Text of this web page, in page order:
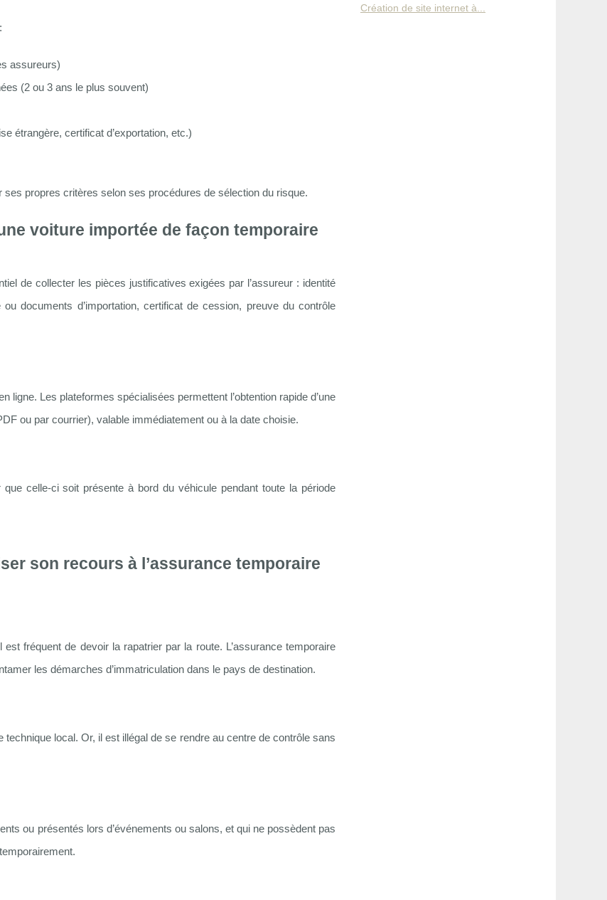
assureurs)
(2 ou 3 ans le plus souvent)
étrangère, certificat d’exportation, etc.)
ses propres critères selon ses procédures de sélection du risque.
voiture importée de façon temporaire
de collecter les pièces justificatives exigées par l’assureur : identité
documents d’importation, certificat de cession, preuve du contrôle
ligne. Les plateformes spécialisées permettent l’obtention rapide d’une
ou par courrier), valable immédiatement ou à la date choisie.
que celle-ci soit présente à bord du véhicule pendant toute la période
son recours à l’assurance temporaire
fréquent de devoir la rapatrier par la route. L’assurance temporaire
les démarches d’immatriculation dans le pays de destination.
technique local. Or, il est illégal de se rendre au centre de contrôle sans
ou présentés lors d’événements ou salons, et qui ne possèdent pas
Création de site internet à...